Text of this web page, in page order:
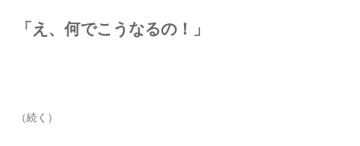
「え、何でこうなるの！」
（続く）